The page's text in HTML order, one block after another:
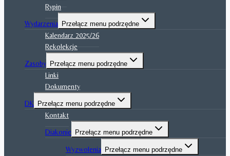
Rypin
Wydarzenia Przełącz menu podrzędne
Kalendarz 2025/26
Rekolekcje
Zasoby Przełącz menu podrzędne
Linki
Dokumenty
DK Przełącz menu podrzędne
Kontakt
Diakonie Przełącz menu podrzędne
Wyzwolenia Przełącz menu podrzędne